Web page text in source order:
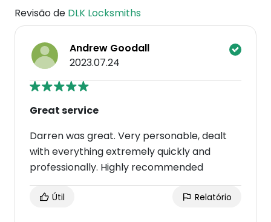
Revisão de DLK Locksmiths
Andrew Goodall
2023.07.24
Great service
Darren was great. Very personable, dealt
with everything extremely quickly and
professionally. Highly recommended
Útil Relatório